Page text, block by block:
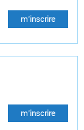
m’inscrire
m’inscrire